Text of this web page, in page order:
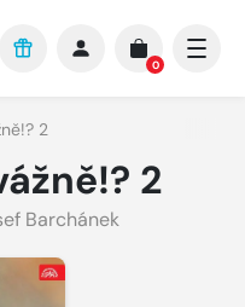
0
2
2
Barchánek